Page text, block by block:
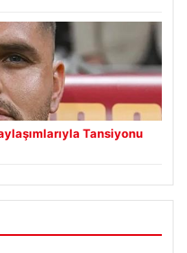
Tansiyonu